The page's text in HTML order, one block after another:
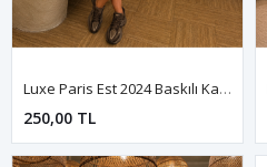
Luxe Paris Est 2024 Baskılı Kadın Tişört-Siyah
250,00 TL